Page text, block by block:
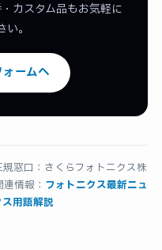
カスタム品もお気軽に
。
ームへ
窓口：さくらフォトニクス株
情報： フォトニクス最新ニュ
用語解説